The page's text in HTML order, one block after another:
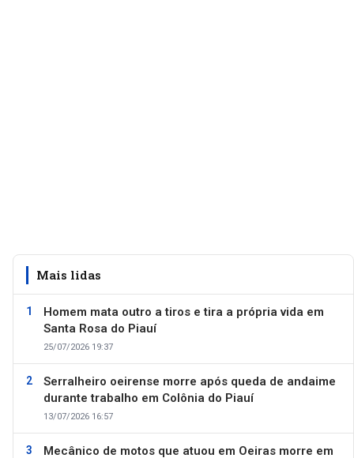
Mais lidas
Homem mata outro a tiros e tira a própria vida em
Santa Rosa do Piauí
25/07/2026 19:37
Serralheiro oeirense morre após queda de andaime
durante trabalho em Colônia do Piauí
13/07/2026 16:57
Mecânico de motos que atuou em Oeiras morre em